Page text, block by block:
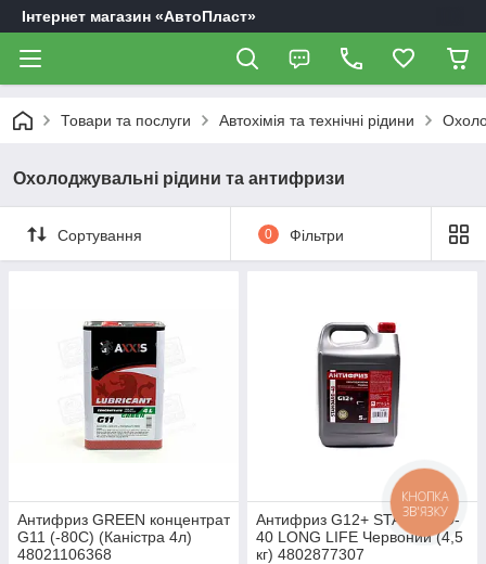
Інтернет магазин «АвтоПласт»
Товари та послуги Автохімія та технічні рідини
Охолоджувальні рідини та антифризи
Сортування 0 Фільтри
Антифриз GREEN концентрат
G11 (-80C) (Каністра 4л)
48021106368
Антифриз G12+ STANDARD-
40 LONG LIFE Червоний (4,5
кг) 4802877307
КНОПКА
ЗВ'ЯЗКУ